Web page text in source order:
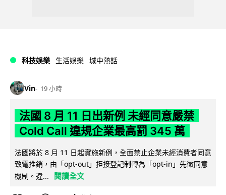
科技娛樂 生活娛樂 城中熱話
Vin 19 小時
法國 8 月 11 日出新例 未經同意嚴禁
Cold Call 違規企業最高罰 345 萬
法國將於 8 月 11 日起實施新例，全面禁止企業未經消費者同意
致電推銷，由「opt-out」拒接登記制轉為「opt-in」先徵同意
機制。違...
閱讀全文